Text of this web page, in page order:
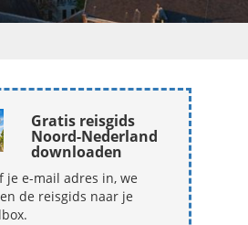
Gratis reisgids
Noord-Nederland
downloaden
je e-mail adres in, we
de reisgids naar je